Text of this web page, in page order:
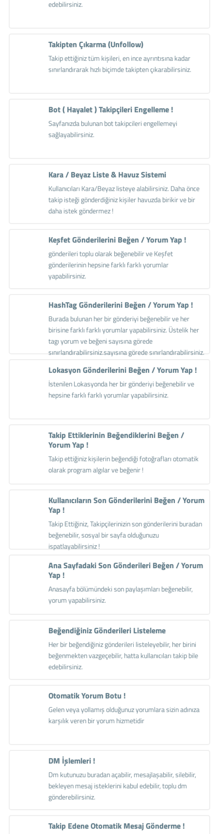
edebilirsiniz.
Takipten Çıkarma (Unfollow)
Takip ettiğiniz tüm kişileri, en ince ayrıntısına kadar
sınırlandırarak hızlı biçimde takipten çıkarabilirsiniz.
Bot ( Hayalet ) Takipçileri Engelleme !
Sayfanızda bulunan bot takipcileri engellemeyi
sağlayabilirsiniz.
Kara / Beyaz Liste & Havuz Sistemi
Kullanıcıları Kara/Beyaz listeye alabilirsiniz. Daha önce
takip isteği gönderdiğiniz kişiler havuzda birikir ve bir
daha istek göndermez !
Keşfet Gönderilerini Beğen / Yorum Yap !
gönderileri toplu olarak beğenebilir ve Keşfet
gönderilerinin hepsine farklı farklı yorumlar
yapabilirsiniz.
HashTag Gönderilerini Beğen / Yorum Yap !
Burada bulunan her bir gönderiyi beğenebilir ve her
birisine farklı farklı yorumlar yapabilirsiniz. Üstelik her
tagı yorum ve beğeni sayısına görede
sınırlandırabilirsiniz.sayısına görede sınırlandırabilirsiniz.
Lokasyon Gönderilerini Beğen / Yorum Yap !
İstenilen Lokasyonda her bir gönderiyi beğenebilir ve
hepsine farklı farklı yorumlar yapabilirsiniz.
Takip Ettiklerinin Beğendiklerini Beğen /
Yorum Yap !
Takip ettiğiniz kişilerin beğendiği fotoğrafları otomatik
olarak program algılar ve beğenir !
Kullanıcıların Son Gönderilerini Beğen / Yorum
Yap !
Takip Ettiğiniz, Takipçilerinizin son gönderilerini buradan
beğenebilir, sosyal bir sayfa olduğunuzu
ispatlayabilirsiniz !
Ana Sayfadaki Son Gönderileri Beğen / Yorum
Yap !
Anasayfa bölümündeki son paylaşımları beğenebilir,
yorum yapabilirsiniz.
Beğendiğiniz Gönderileri Listeleme
Her bir beğendiğiniz gönderileri listeleyebilir, her birini
beğenmekten vazgeçebilir, hatta kullanıcıları takip bile
edebilirsiniz.
Otomatik Yorum Botu !
Gelen veya yollamış olduğunuz yorumlara sizin adınıza
karşılık veren bir yorum hizmetidir
DM İşlemleri !
Dm kutunuzu buradan açabilir, mesajlaşabilir, silebilir,
bekleyen mesaj isteklerini kabul edebilir, toplu dm
gönderebilirsiniz.
Takip Edene Otomatik Mesaj Gönderme !